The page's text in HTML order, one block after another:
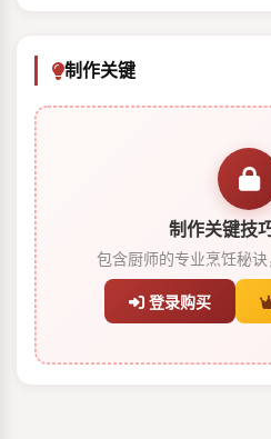
制作关键
制作关键技
包含厨师的专业烹饪秘
登录购买